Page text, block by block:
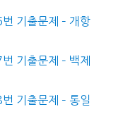
기출문제 – 개항
기출문제 – 백제
기출문제 – 통일